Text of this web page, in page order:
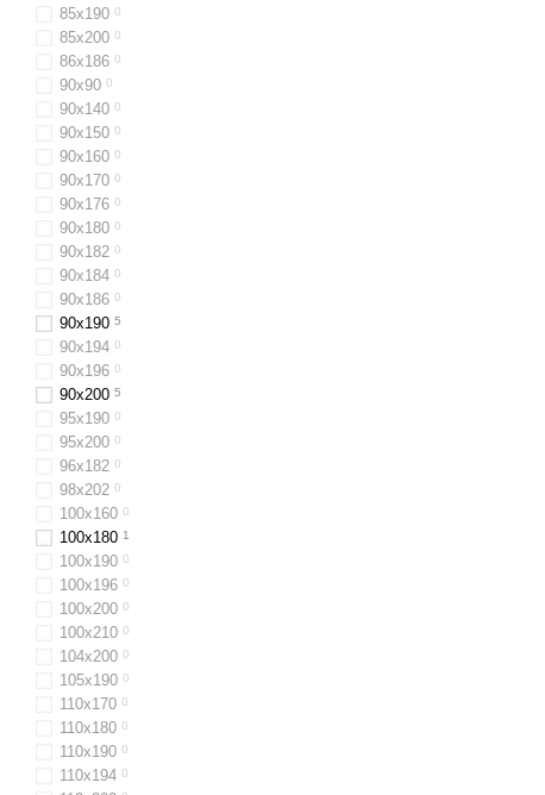
85х190 0
85х200 0
86х186 0
90х90 0
90х140 0
90x150 0
90x160 0
90х170 0
90х176 0
90x180 0
90х182 0
90х184 0
90x186 0
90x190 5
90х194 0
90x196 0
90x200 5
95х190 0
95х200 0
96х182 0
98х202 0
100x160 0
100х180 1
100х190 0
100х196 0
100x200 0
100х210 0
104x200 0
105х190 0
110х170 0
110x180 0
110x190 0
110x194 0